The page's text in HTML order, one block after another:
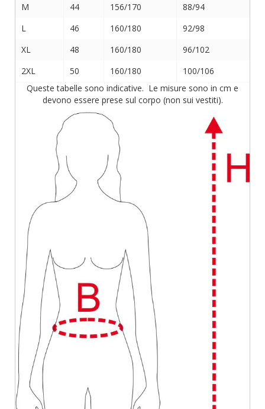
M
44 156/170
88/94
L
46 160/180
92/98
XL
48 160/180
96/102
2XL
50 160/180
100/106
Queste tabelle sono indicative. Le misure sono in cm e
devono essere prese sul corpo (non sui vestiti).